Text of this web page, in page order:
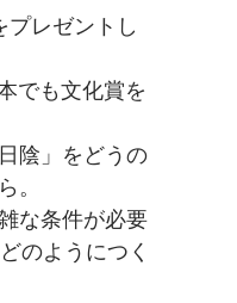
レゼントし
でも文化賞を
陰」をどうの
。
な条件が必要
のようにつく